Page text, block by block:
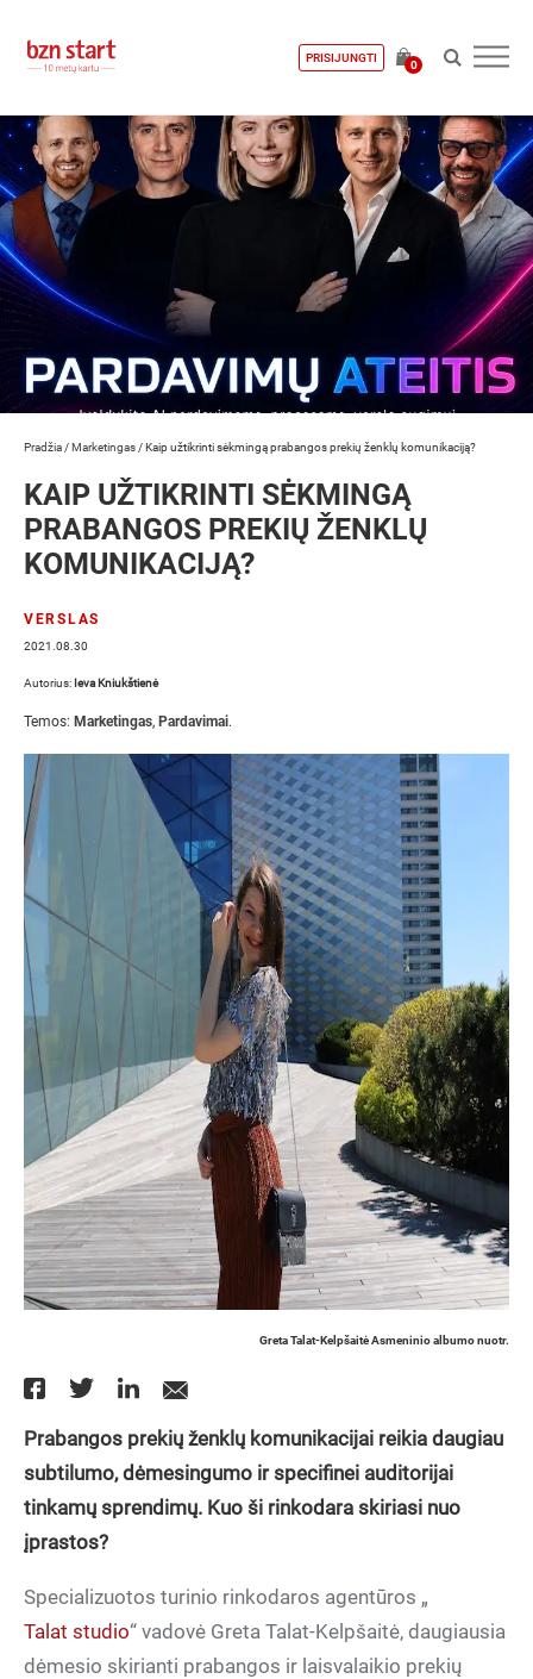
PRISIJUNGTI
0
Pradžia /Marketingas /Kaip užtikrinti sėkmingą prabangos prekių ženklų komunikaciją?
KAIP UŽTIKRINTI SĖKMINGĄ
PRABANGOS PREKIŲ ŽENKLŲ
KOMUNIKACIJĄ?
VERSLAS
2021.08.30
Autorius: Ieva Kniukštienė
Temos: Marketingas, Pardavimai.
Greta Talat-Kelpšaitė Asmeninio albumo nuotr.
Prabangos prekių ženklų komunikacijai reikia daugiau
subtilumo, dėmesingumo ir specifinei auditorijai
tinkamų sprendimų. Kuo ši rinkodara skiriasi nuo
įprastos?
Specializuotos turinio rinkodaros agentūros „
Talat studio“ vadovė Greta Talat-Kelpšaitė, daugiausia
dėmesio skirianti prabangos ir laisvalaikio prekių